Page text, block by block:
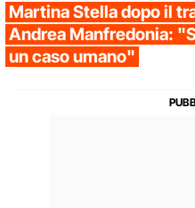
Martina Stella dopo il
Andrea Manfredonia:
un caso umano"